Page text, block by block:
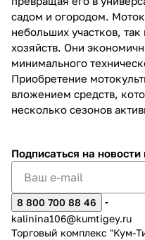
садом и огородом.
небольших участков,
хозяйств. Они
минимального
Приобретение
вложением средств,
несколько сезонов
Подписаться на новости
8 800 700 88 46
kalinina106@kumtigey.ru
Торговый комплекс "Кум-